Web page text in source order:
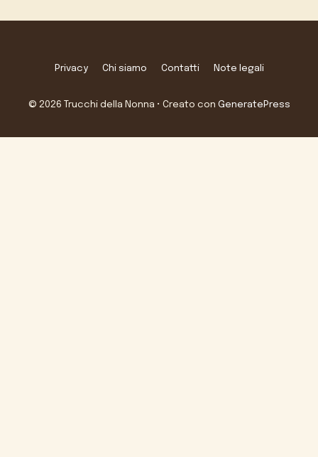
Privacy Chi siamo Contatti Note legali
© 2026 Trucchi della Nonna • Creato con GeneratePress